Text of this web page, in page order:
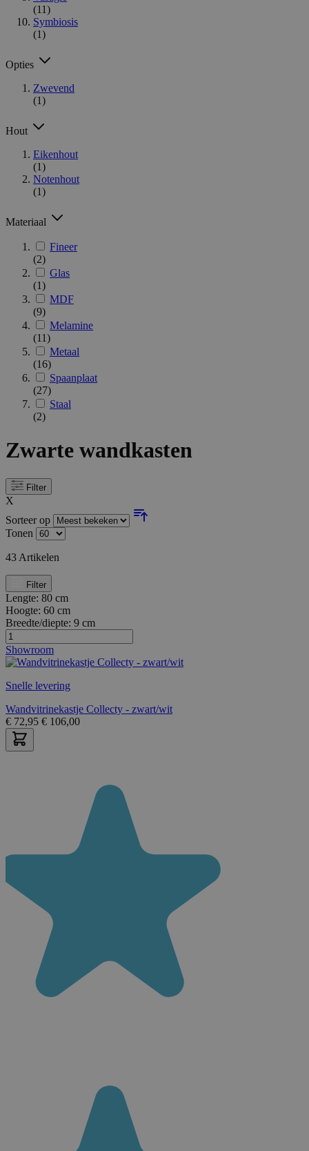
(11)
Symbiosis
(1)
Opties
Zwevend
(1)
Hout
Eikenhout
(1)
Notenhout
(1)
Materiaal
Fineer
(2)
Glas
(1)
MDF
(9)
Melamine
(11)
Metaal
(16)
Spaanplaat
(27)
Staal
(2)
Zwarte wandkasten
Filter
X
Sorteer op
Tonen
43 Artikelen
Filter
Lengte: 80 cm
Hoogte: 60 cm
Breedte/diepte: 9 cm
Showroom
Snelle levering
Wandvitrinekastje Collecty - zwart/wit
€ 72,95 € 106,00